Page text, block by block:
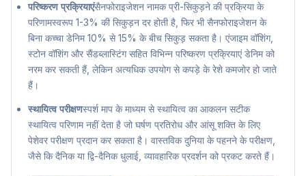
परिष्करण प्रक्रियाएंसैनफोराइजेशन नामक प्री-सिकुड़ने की प्रक्रिया के
परिणामस्वरूप 1-3% की सिकुड़न दर होती है, फिर भी सैनफोराइजेशन के
बिना कच्चा डेनिम 10% से 15% के बीच सिकुड़ सकता है। एंजाइम वॉशिंग,
स्टोन वॉशिंग और सैंडब्लास्टिंग सहित विभिन्न परिष्करण प्रक्रियाएं डेनिम को
नरम कर सकती हैं, लेकिन अत्यधिक उपयोग से कपड़े के रेशे कमजोर हो जाते
हैं।
स्थायित्व परीक्षणस्पर्श माप के माध्यम से स्थायित्व का आकलन सटीक
स्थायित्व परिणाम नहीं देता है जो घर्षण प्रतिरोध और आंसू शक्ति के लिए
पेशेवर परीक्षण प्रदान कर सकता है। वास्तविक दुनिया के पहनने के परीक्षण,
जैसे कि दैनिक या द्वि-दैनिक धुलाई, व्यावहारिक प्रदर्शन को प्रकट करते हैं।